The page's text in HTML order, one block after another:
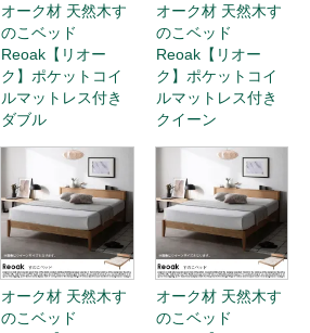
オーク材 天然木す
のこベッド
Reoak【リオー
ク】ポケットコイ
ルマットレス付き
ダブル
オーク材 天然木す
のこベッド
Reoak【リオー
ク】ポケットコイ
ルマットレス付き
クイーン
オーク材 天然木す
のこベッド
オーク材 天然木す
のこベッド